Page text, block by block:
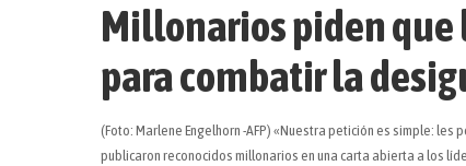
Millonarios piden que
para combatir la
(Foto: Marlene Engelhorn -AFP) «Nuestra petición es simple:
publicaron reconocidos millonarios en una carta abierta a los